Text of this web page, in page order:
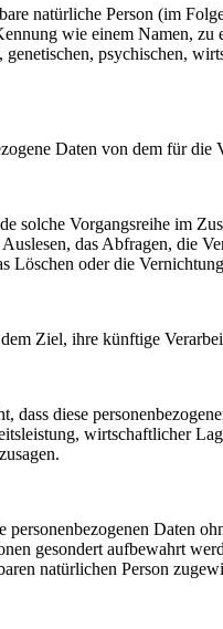
natürliche Person (im
wie einem Namen,
psychischen,
Daten von dem für
Vorgangsreihe im
das Abfragen, die
Löschen oder die
Ziel, ihre künftige
diese
wirtschaftlicher
Daten
gesondert aufbewahrt
natürlichen Person